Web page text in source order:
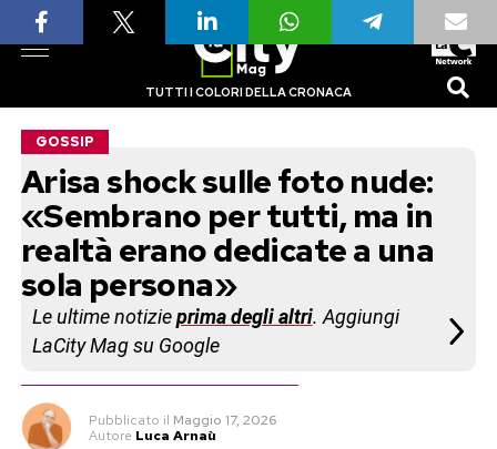
TUTTI I COLORI DELLA CRONACA
GOSSIP
Arisa shock sulle foto nude:
«Sembrano per tutti, ma in
realtà erano dedicate a una
sola persona»
Le ultime notizieprima degli altri. Aggiungi
LaCity Mag su Google
Pubblicato il Maggio 17, 2026
Autore Luca Arnaù